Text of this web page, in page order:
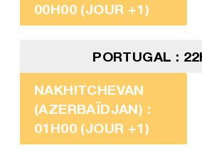
00H00 (JOUR +1)
PORTUGAL :
NAKHITCHEVAN
(AZERBAÏDJAN) :
01H00 (JOUR +1)